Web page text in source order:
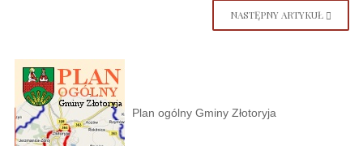
NASTĘPNY ARTYKUŁ
Plan ogólny Gminy Złotoryja